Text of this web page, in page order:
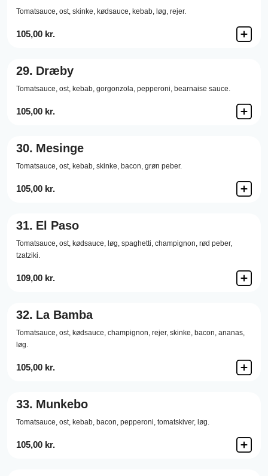
Tomatsauce, ost, skinke, kødsauce, kebab, løg, rejer.
105,00 kr.
29. Dræby
Tomatsauce, ost, kebab, gorgonzola, pepperoni, bearnaise sauce.
105,00 kr.
30. Mesinge
Tomatsauce, ost, kebab, skinke, bacon, grøn peber.
105,00 kr.
31. El Paso
Tomatsauce, ost, kødsauce, løg, spaghetti, champignon, rød peber,
tzatziki.
109,00 kr.
32. La Bamba
Tomatsauce, ost, kødsauce, champignon, rejer, skinke, bacon, ananas,
løg.
105,00 kr.
33. Munkebo
Tomatsauce, ost, kebab, bacon, pepperoni, tomatskiver, løg.
105,00 kr.